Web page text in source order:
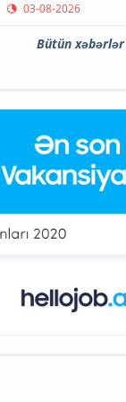
03-08-2026
Bütün xəbərlər